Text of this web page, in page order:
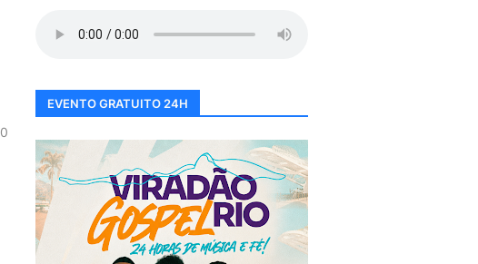
0
EVENTO GRATUITO 24H